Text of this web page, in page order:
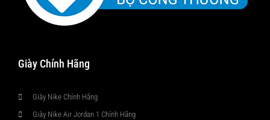
Giày Chính Hãng
Giày Nike Chính Hãng
Giày Nike Air Jordan 1 Chính Hãng